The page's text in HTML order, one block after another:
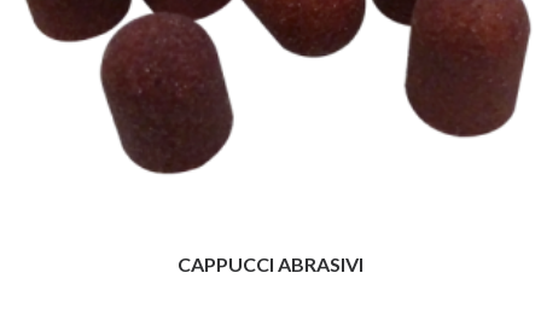
CAPPUCCI ABRASIVI